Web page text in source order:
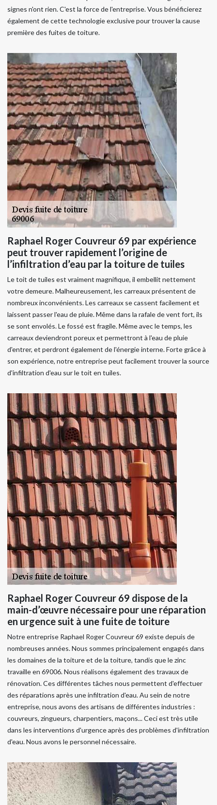
signes n'ont rien. C'est la force de l'entreprise. Vous bénéficierez
également de cette technologie exclusive pour trouver la cause
première des fuites de toiture.
Raphael Roger Couvreur 69 par expérience
peut trouver rapidement l’origine de
l’infiltration d’eau par la toiture de tuiles
Le toit de tuiles est vraiment magnifique, il embellit nettement
votre demeure. Malheureusement, les carreaux présentent de
nombreux inconvénients. Les carreaux se cassent facilement et
laissent passer l'eau de pluie. Même dans la rafale de vent fort, ils
se sont envolés. Le fossé est fragile. Même avec le temps, les
carreaux deviendront poreux et permettront à l'eau de pluie
d'entrer, et perdront également de l'énergie interne. Forte grâce à
son expérience, notre entreprise peut facilement trouver la source
d'infiltration d'eau sur le toit en tuiles.
Raphael Roger Couvreur 69 dispose de la
main-d’œuvre nécessaire pour une réparation
en urgence suit à une fuite de toiture
Notre entreprise Raphael Roger Couvreur 69 existe depuis de
nombreuses années. Nous sommes principalement engagés dans
les domaines de la toiture et de la toiture, tandis que le zinc
travaille en 69006. Nous réalisons également des travaux de
rénovation. Ces différentes tâches nous permettent d'effectuer
des réparations après une infiltration d'eau. Au sein de notre
entreprise, nous avons des artisans de différentes industries :
couvreurs, zingueurs, charpentiers, maçons... Ceci est très utile
dans les interventions d'urgence après des problèmes d'infiltration
d'eau. Nous avons le personnel nécessaire.